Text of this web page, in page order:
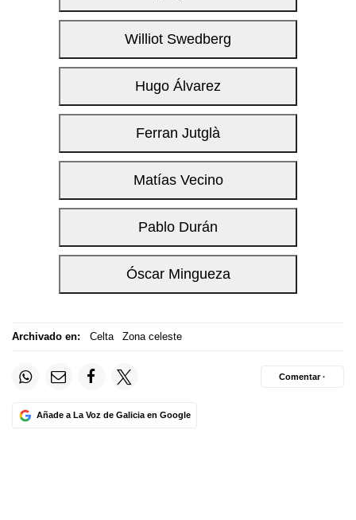
Archivado en: Celta Zona celeste
Añade a La Voz de Galicia en Google
Comentar ·